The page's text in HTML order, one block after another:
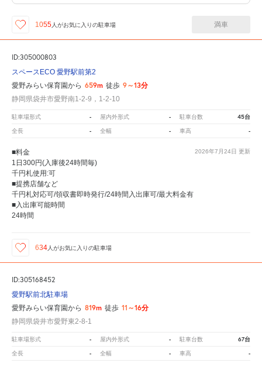
1055人がお気に入りの駐車場 満車
ID:305000803
スペースECO 愛野駅前第2
愛野みらい保育園から 659m 徒歩 9～13分
静岡県袋井市愛野南1-2-9，1-2-10
駐車場形式 - 屋内外形式 - 駐車台数 45台
全長 - 全幅 - 車高 -
2026年7月24日 更新
■料金
1日300円(入庫後24時間毎)
千円札使用:可
■提携店舗など
千円札対応可/領収書即時発行/24時間入出庫可/最大料金有
■入出庫可能時間
24時間
634人がお気に入りの駐車場
ID:305168452
愛野駅前北駐車場
愛野みらい保育園から 819m 徒歩 11～16分
静岡県袋井市愛野東2-8-1
駐車場形式 - 屋内外形式 - 駐車台数 67台
全長 - 全幅 - 車高 -